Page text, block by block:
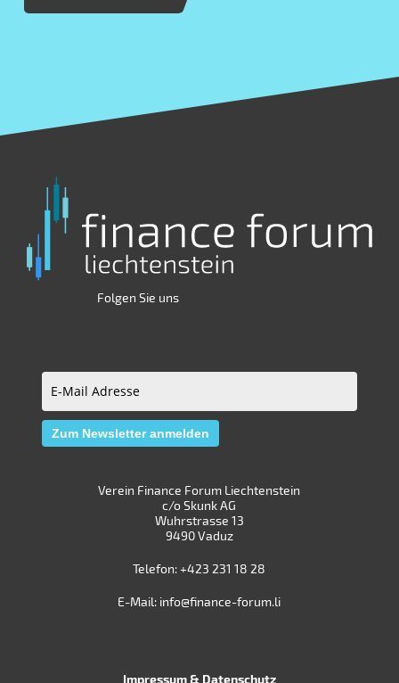
Folgen Sie uns
E-
Mail
Adresse(erforderlich)
Zum Newsletter anmelden
Verein Finance Forum Liechtenstein
c/o Skunk AG
Wuhrstrasse 13
9490 Vaduz
Telefon:+423 231 18 28
E-Mail: info@finance-forum.li
Impressum& Datenschutz